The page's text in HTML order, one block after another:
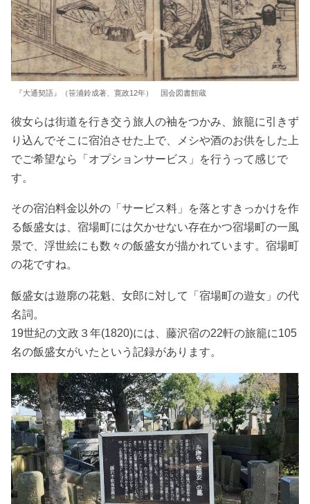
『大通契語』（笹浦鈴成著、寛政12年） 国会図書館蔵
彼女らは街道を行き交う旅人の袖をつかみ、旅籠に引きず
り込んでそこに宿泊させた上で、メシや酒のお供をした上
でご希望なら「オプションサービス」を行うって感じで
す。
その宿泊料金以外の「サービス料」を落とすきっかけを作
る飯盛女は、宿場町には欠かせない存在かつ宿場町の一風
景で、浮世絵にも数々の飯盛女が描かれています。宿場町
の花ですね。
飯盛女は遊廓の花魁、女郎に対して「宿場町の遊女」の代
名詞。
19世紀の文政３年(1820)には、藤沢宿の22軒の旅籠に105
名の飯盛女がいたという記録があります。